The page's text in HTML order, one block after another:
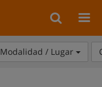
Modalidad / Lugar